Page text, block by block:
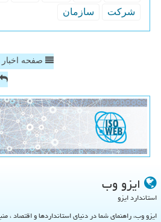
شركت
سازمان
صفحه اخبار
ایزو وب
استاندارد ایزو
ایزو وب، راهنمای شما در دنیای استانداردها و اقتصاد ،